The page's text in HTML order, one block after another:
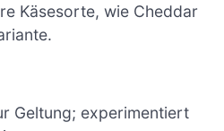
Käsesorte, wie Cheddar
Geltung; experimentiert